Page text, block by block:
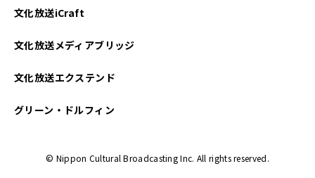
2022年08月
2022年07月
2022年06月
文化放送iCraft
文化放送メディアブリッジ
文化放送エクステンド
グリーン・ドルフィン
© Nippon Cultural Broadcasting Inc. All rights reserved.